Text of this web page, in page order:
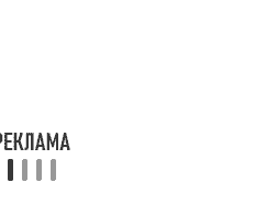
выполняется стоя.
голова смотреть